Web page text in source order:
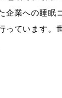
企業への睡眠
っています。